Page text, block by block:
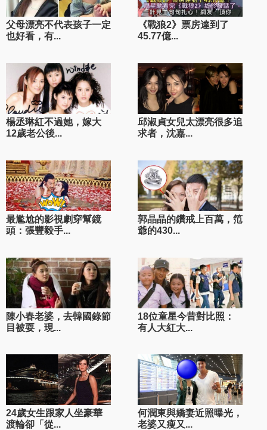
父母漂亮不代表孩子一定
也好看，有...
《戰狼2》票房達到了
45.77億...
楊丞琳紅不過她，嫁大
12歲老公後...
邱淑貞女兒太漂亮很多追
求者，沈嘉...
最尷尬的影視劇穿幫鏡
頭：張豐毅手...
郭晶晶的鑽戒上百萬，笵
爺的430...
陳小春老婆，去韓國錄節
目被耍，現...
18位童星今昔對比照：
有人大紅大...
24歲女生跟家人坐豪華
渡輪卻「從...
何潤東與嬌妻近照曝光，
老婆又瘦又...